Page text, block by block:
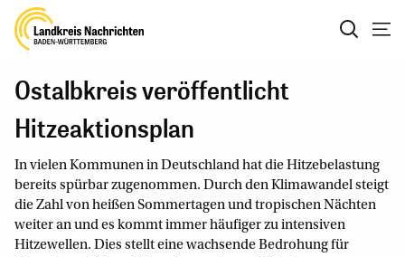
Ostalbkreis veröffentlicht
Hitzeaktionsplan
In vielen Kommunen in Deutschland hat die Hitzebelastung
bereits spürbar zugenommen. Durch den Klimawandel steigt
die Zahl von heißen Sommertagen und tropischen Nächten
weiter an und es kommt immer häufiger zu intensiven
Hitzewellen. Dies stellt eine wachsende Bedrohung für